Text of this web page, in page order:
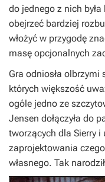
do jednego z nich
obejrzeć bardziej
włożyć w przygodę
masę opcjonalnych
Gra odniosła
których większość
ogóle jedno ze
Jensen dołączyła do
tworzących dla Sierry i
zaprojektowania
własnego. Tak